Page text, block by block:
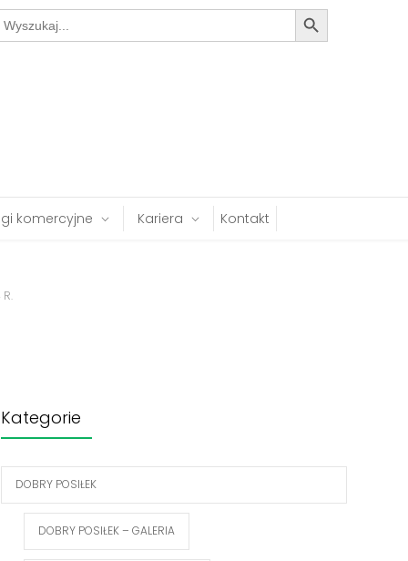
for:
Search Button
komercyjne Kariera Kontakt
Kategorie
DOBRY POSIŁEK
DOBRY POSIŁEK – GALERIA